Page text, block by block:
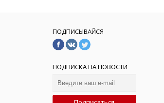
ПОДПИСЫВАЙСЯ
ПОДПИСКА НА НОВОСТИ